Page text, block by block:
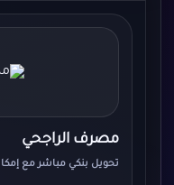
مصرف الراجحي
تحويل بنكي مباشر مع